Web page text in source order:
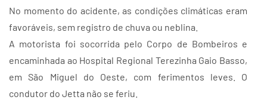
No momento do acidente, as condições climáticas eram
favoráveis, sem registro de chuva ou neblina.
A motorista foi socorrida pelo Corpo de Bombeiros e
encaminhada ao Hospital Regional Terezinha Gaio Basso,
em São Miguel do Oeste, com ferimentos leves. O
condutor do Jetta não se feriu.